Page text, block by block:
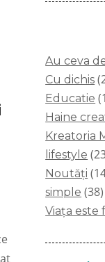
Au ceva
Cu dichis
Educatie
Haine
Kreatoria
lifestyle
Noutăți
simple (38)
Viața este